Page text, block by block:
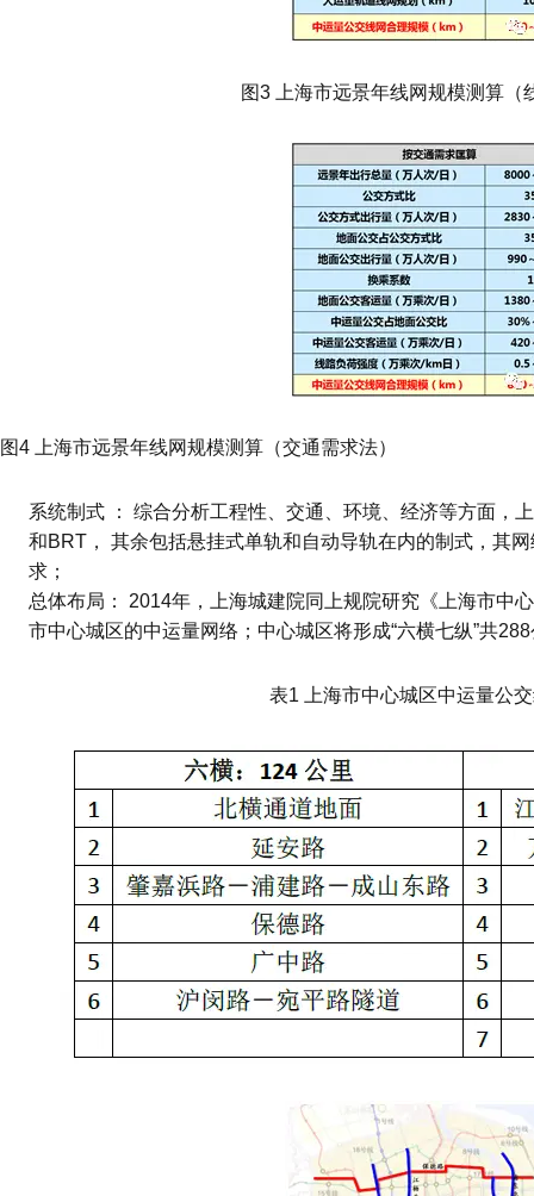
图3 上海市远景年线网规模测算（
图4 上海市远景年线网规模测算（交通需求法）
系统制式 ： 综合分析工程性、交通、环境、经济等方面，
和BRT， 其余包括悬挂式单轨和自动导轨在内的制式，其
求；
总体布局： 2014年，上海城建院同上规院研究《上海市中
市中心城区的中运量网络；中心城区将形成“六横七纵”共
表1 上海市中心城区中运量公